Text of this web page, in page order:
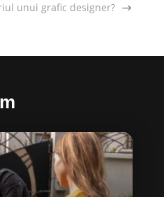
unui grafic designer?